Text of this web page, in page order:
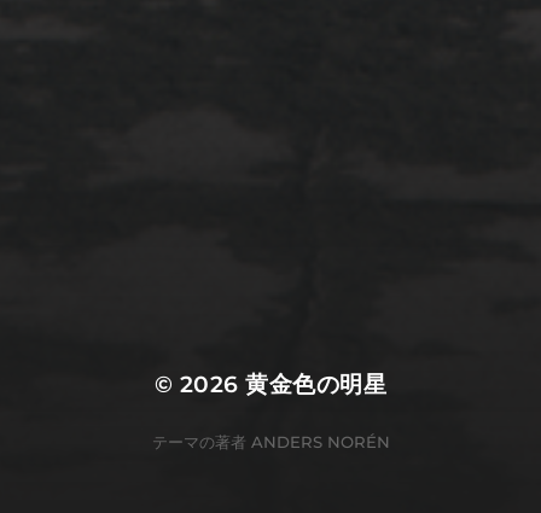
© 2026黄金色の明星
テーマの著者 ANDERS NORÉN